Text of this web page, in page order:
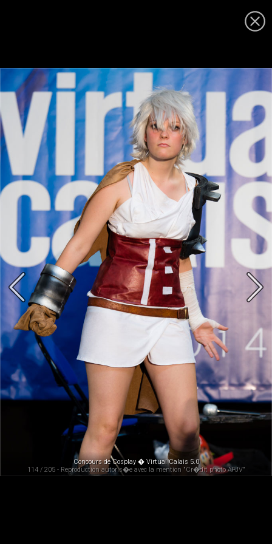
Concours de Cosplay � Virtual Calais 5.0
114 / 205 - Reproduction autoris�e avec la mention "Cr�dit photo AFJV"